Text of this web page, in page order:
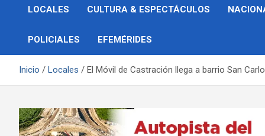
LOCALES CULTURA & ESPECTÁCULOS
POLICIALES EFEMÉRIDES
Inicio Locales El Móvil de Castración llega a barrio San